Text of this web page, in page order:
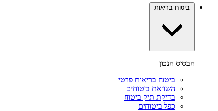
ביטוח בריאות
הבסיס הנכון
ביטוח בריאות פרטי
השוואת ביטוחים
בדיקת תיק ביטוח
כפל ביטוחים